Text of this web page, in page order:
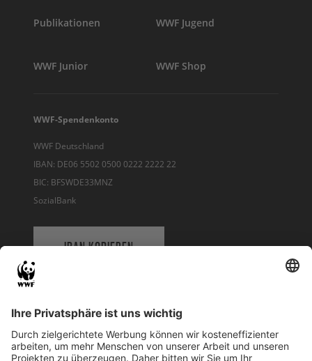
Publikationen WWF Jugend
WWF Junior WWF Shop
WWF-Spendenkonto
WWF Deutschland
IBAN: DE06 5502 0500 0222 2222 22
BIC: BFSWDE33MNZ
SozialBank
IBAN KOPIEREN
WWF Deutschland